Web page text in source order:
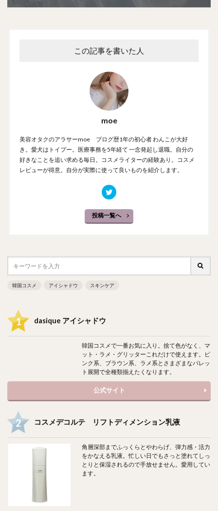
この記事を書いた人
moe
美容オタクのアラサーmoe ブログ歴1年の初心者 わんこが大好
き。愛犬はトイプー。医療事務を5年経て 一念発起し退職。自分の
好きなことを追い求める毎日。コスメライターの経験あり。コスメ
レビューが得意。自分が実際に使って良いものを紹介します。
投稿一覧へ
韓国コスメ アイシャドウ スキンケア
dasique アイシャドウ
韓国コスメで一番お気に入り。捨て色がなく、マ
ット・ラメ・グリッターこれだけで使えます。ピ
ンク系、ブラウン系、ラメ系とさまざまなパレッ
ト展開で全種類揃えたくなります。
公式サイト
コスメデコルテ リフトディメンション乳液
角層深部までふっくらとやわらげ、弾力感・活力
をかなえる乳液。忙しい日でもさっと塗れてしっ
とりと保湿されるので手放せません。愛用してい
ます。